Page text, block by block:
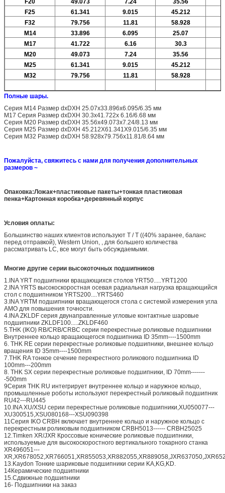
F20 49.073 7.24 35.56
F25
61.341 9.015 45.212
F32
79.756 11.81 58.928
М14
33.896 6.095 25.07
М17
41.722 6.16 30.3
M20
49.073 7.24 35.56
M25
61.341 9.015 45.212
M32
79.756 11.81 58.928
Полные шары.
Серия M14 Размер dxDXH 25.07x33.896x6.095/6.35 мм
M17 Серия Размер dxDXH 30.3x41.722x 6.16/6.68 мм
Серия M20 Размер dxDXH 35.56x49.073x7.24/8.13 мм
Серия M25 Размер dxDXH 45.212X61.341X9.015/6.35 мм
Серия M32 Размер dxDXH 58.928x79.756x11.81/8.64 мм
Пожалуйста, свяжитесь с нами для получения дополнительных
размеров ~
Опаковка:Ложак+пластиковые пакеты+тонкая пластиковая
пенка+Картонная коробка+деревянный корпус
Условия оплаты:
Большинство наших клиентов используют T / T ((40% заранее, баланс
перед отправкой), Western Union, , для большего количества
рассматривать LC, все могут быть обсуждаемыми.
Многие другие серии высокоточных подшипников
1.INA YRT подшипники вращающихся столов YRT50.....YRT1200
2.INA YRTS высокоскоростная осевая радиальная нагрузка вращающийся
стол с подшипником YRTS200....YRTS460
3.INA YRTM подшипники вращающегося стола с системой измерения угла
AMO для повышения точности.
4.INA ZKLDF серия двунаправленные угловые контактные шаровые
подшипники ZKLDF100.....ZKLDF460
5.THK (IKO) RB/CRB/CRBC серии перекрестные роликовые подшипники
Внутреннее кольцо вращающегося подшипника ID 35mm----1500mm
6. THK RE серии перекрестные роликовые подшипники, внешнее кольцо
вращения ID 35mm----1500mm
7.THK RA тонкое сечение перекрестного роликового подшипника ID
100mm---200mm
8. THK SX серии перекрестные роликовые подшипники, ID 70mm-------
-500mm
9Серия THK RU интегрирует внутреннее кольцо и наружное кольцо,
промышленные роботы используют перекрестный роликовый подшипник
RU42---RU445
10.INA XU/XSU серии перекрестные роликовые подшипники,XU050077---
XU300515,XSU080168---XSU090398
11Серия IKO CRBH включает внутреннее кольцо и наружное кольцо с
перекрестным роликовым подшипником CRBH5013------ CRBH25025
12.Timken XR/JXR Кроссовые конические роликовые подшипники,
используемые для высокоскоростного вертикального токарного станка
XR496051---
13.Kaydon Тонкие шариковые подшипники серии KA,KG,KD.
14Керамические подшипники
15.Сдвижные подшипники
16- Подшипники на заказ